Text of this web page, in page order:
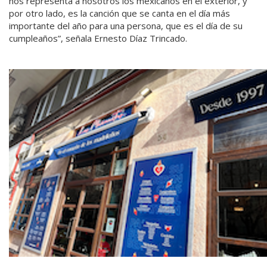
por otro lado, es la canción que se canta en el día más
importante del año para una persona, que es el día de su
cumpleaños”, señala Ernesto Díaz Trincado.